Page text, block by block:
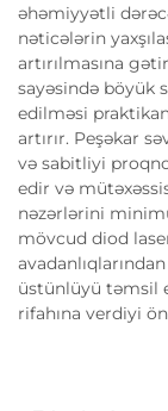
əhəmiyyətli
nəticələrin
artırılmasına
sayəsində böyük
edilməsi
artırır. Peşəkar
və sabitliyi
edir və
nəzərlərini
mövcud diod
üstünlüyü təmsil
rifahına verdiyi